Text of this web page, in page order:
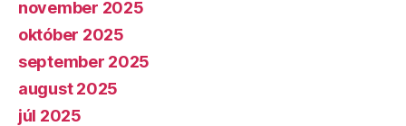
november 2025
október 2025
september 2025
august 2025
júl 2025